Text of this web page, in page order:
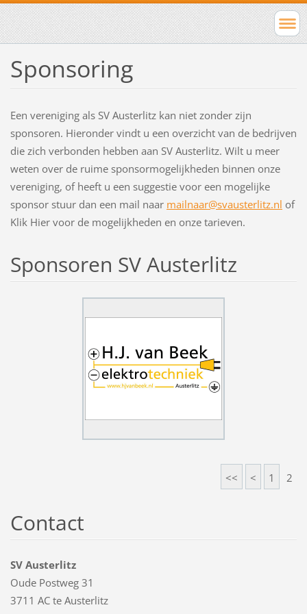
Sponsoring
Een vereniging als SV Austerlitz kan niet zonder zijn
sponsoren. Hieronder vindt u een overzicht van de bedrijven
die zich verbonden hebben aan SV Austerlitz. Wilt u meer
weten over de ruime sponsormogelijkheden binnen onze
vereniging, of heeft u een suggestie voor een mogelijke
sponsor stuur dan een mail naar mailnaar@svausterlitz.nl of
Klik Hier voor de mogelijkheden en onze tarieven.
Sponsoren SV Austerlitz
<< < 1 2
Contact
SV Austerlitz
Oude Postweg 31
3711 AC te Austerlitz